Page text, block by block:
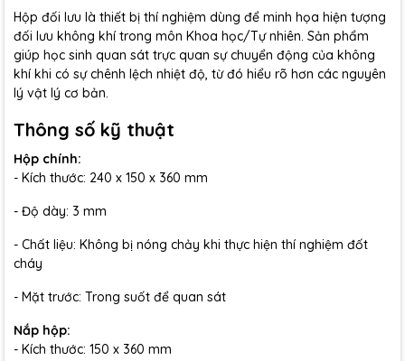
Hộp đối lưu là thiết bị thí nghiệm dùng để minh họa hiện tượng
đối lưu không khí trong môn Khoa học/Tự nhiên. Sản phẩm
giúp học sinh quan sát trực quan sự chuyển động của không
khí khi có sự chênh lệch nhiệt độ, từ đó hiểu rõ hơn các nguyên
lý vật lý cơ bản.
Thông số kỹ thuật
Hộp chính:
- Kích thước: 240 x 150 x 360 mm
- Độ dày: 3 mm
- Chất liệu: Không bị nóng chảy khi thực hiện thí nghiệm đốt
cháy
- Mặt trước: Trong suốt để quan sát
Nắp hộp:
- Kích thước: 150 x 360 mm